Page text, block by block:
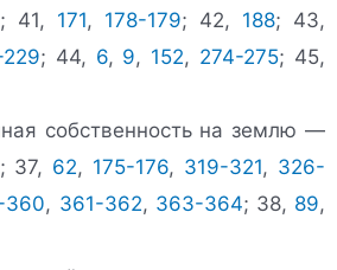
; 41, 171, 178-179; 42, 188; 43,
; 44, 6, 9, 152, 274-275; 45,
собственность на землю —
; 37, 62, 175-176, 319-321, 326-
360, 361-362, 363-364; 38, 89,